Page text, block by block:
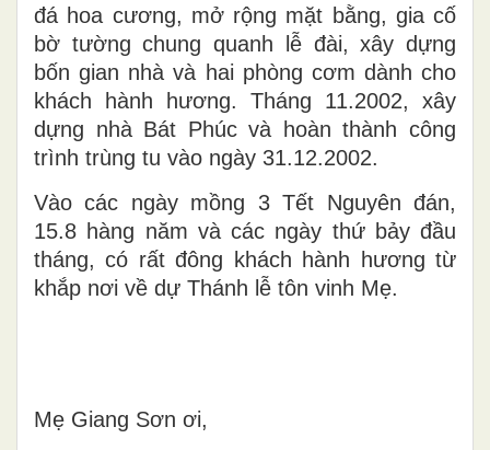
đá hoa cương, mở rộng mặt bằng, gia cố
bờ tường chung quanh lễ đài, xây dựng
bốn gian nhà và hai phòng cơm dành cho
khách hành hương. Tháng 11.2002, xây
dựng nhà Bát Phúc và hoàn thành công
trình trùng tu vào ngày 31.12.2002.
Vào các ngày mồng 3 Tết Nguyên đán,
15.8 hàng năm và các ngày thứ bảy đầu
tháng, có rất đông khách hành hương từ
khắp nơi về dự Thánh lễ tôn vinh Mẹ.
Mẹ Giang Sơn ơi,